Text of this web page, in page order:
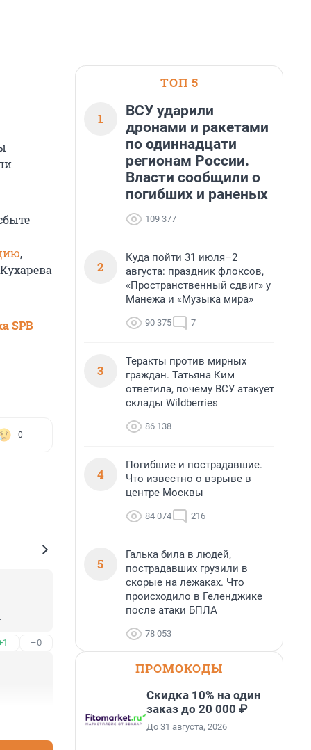
,
SPB
0
–0
ТОП 5
1
ВСУ ударили
дронами и ракетами
по одиннадцати
регионам России.
Власти сообщили о
погибших и раненых
109 377
2
Куда пойти 31 июля–2
августа: праздник флоксов,
«Пространственный сдвиг» у
Манежа и «Музыка мира»
90 375 7
3
Теракты против мирных
граждан. Татьяна Ким
ответила, почему ВСУ атакует
склады Wildberries
86 138
4
Погибшие и пострадавшие.
Что известно о взрыве в
центре Москвы
84 074 216
5
Галька била в людей,
пострадавших грузили в
скорые на лежаках. Что
происходило в Геленджике
после атаки БПЛА
78 053
ПРОМОКОДЫ
Скидка 10% на один
заказ до 20 000 ₽
До 31 августа, 2026